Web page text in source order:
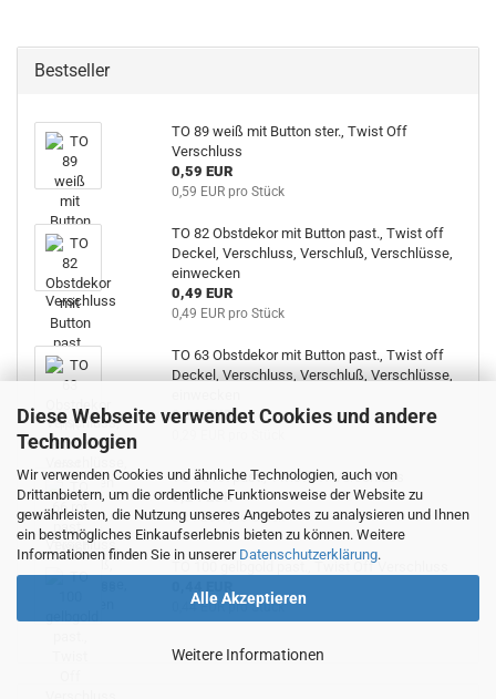
Diese Webseite verwendet Cookies und andere
Technologien
Wir verwenden Cookies und ähnliche Technologien, auch von
Drittanbietern, um die ordentliche Funktionsweise der Website zu
gewährleisten, die Nutzung unseres Angebotes zu analysieren und Ihnen
ein bestmögliches Einkaufserlebnis bieten zu können. Weitere
Informationen finden Sie in unserer Datenschutzerklärung.
Alle Akzeptieren
Weitere Informationen
Bestseller
TO 89 weiß mit Button ster., Twist Off
Verschluss
0,59 EUR
0,59 EUR pro Stück
TO 82 Obstdekor mit Button past., Twist off
Deckel, Verschluss, Verschluß, Verschlüsse,
einwecken
0,49 EUR
0,49 EUR pro Stück
TO 63 Obstdekor mit Button past., Twist off
Deckel, Verschluss, Verschluß, Verschlüsse,
0,29 EUR
TO 66 rot past., Twist Off Verschluss
0,24 EUR
0,24 EUR pro Stück
TO 100 gelbgold past., Twist Off Verschluss
0,44 EUR pro Stück